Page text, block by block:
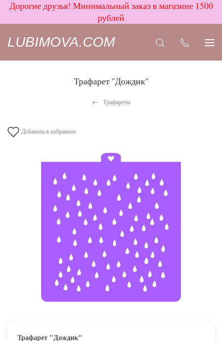
Дорогие друзья! Минимальный заказ в магазине 1500
рублей
LUBIMOVA.COM
Трафарет "Дождик"
Трафареты
Добавить в избранное
Трафарет "Дождик"